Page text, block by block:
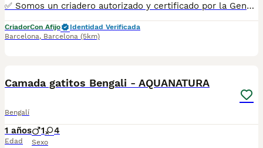
✅ Somos un criadero autorizado y certificado por la Generalitat de Catalunya. ☎️ 933095977 📱 685878504 / 674320847 💻 www.aquanatura.es 🚙 Hacemos envíos 📌 Calle Roger de Flor 45, muy cerca del Arc de Triomf de Barcelona, de Lunes a Sábados, desde las 10h hasta las 20:00h. Se entregan con la mayoría de sus vacunas, desparasitados interna y externamente, con microchip y su registro, cartilla sanitaria y contrato de garantías, bajo la supervisión de nuestro equipo veterinario.
CriadorCon Afijo
Identidad Verificada
Barcelona, Barcelona (5km)
Camada gatitos Bengali - AQUANATURA
Bengalí
1 años
Edad
1 4
Sexo